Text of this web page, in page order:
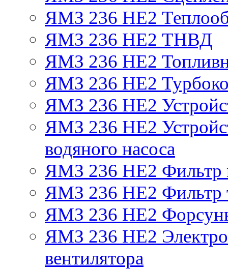
ЯМЗ 236 НЕ2
ЯМЗ 236 НЕ2 ТНВД
ЯМЗ 236 НЕ2
ЯМЗ 236 НЕ2
ЯМЗ 236 НЕ2
ЯМЗ 236 НЕ2
водяного насоса
ЯМЗ 236 НЕ2 Фильтр
ЯМЗ 236 НЕ2 Фильтр
ЯМЗ 236 НЕ2
ЯМЗ 236 НЕ2
вентилятора